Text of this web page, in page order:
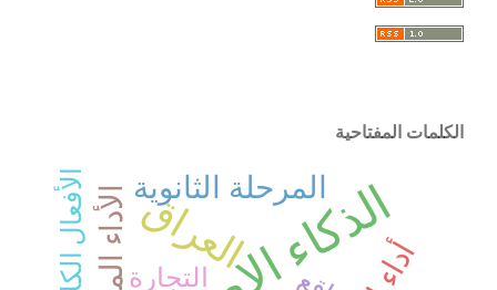
الكلمات المفتاحية
العراق
المرحلة الثانويةالأداء الماليالتجارة الأفعال الكلامية